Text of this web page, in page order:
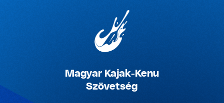
Magyar Kajak-Kenu
Szövetség